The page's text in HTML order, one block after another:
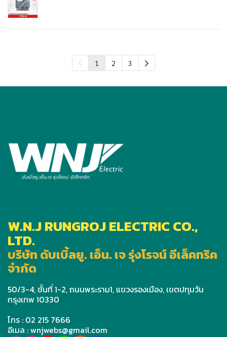
1 2 3
W.N.J RUNGROJ ELECTRIC CO.,
LTD.
บริษัท ดับเบิ้ลยู. เอ็น. เจ รุ่งโรจน์ อีเล็คทริค
จำกัด
50/3-4, ชั้นที่ 1-2, ถนนพระราม1, แขวงรองเมือง, เขตปทุมวัน
กรุงเทพ 10330
โทร : 02 215 7666
อีเมล : wnjwebs@gmail.com